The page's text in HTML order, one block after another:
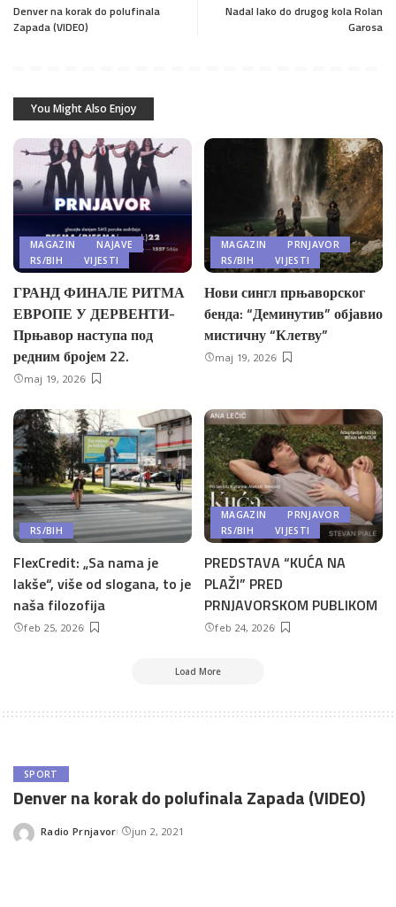
Denver na korak do polufinala
Zapada (VIDEO)
Nadal lako do drugog kola Rolan
Garosa
You Might Also Enjoy
MAGAZIN
NAJAVE
RS/BIH
VIJESTI
ГРАНД ФИНАЛЕ РИТМА
ЕВРОПЕ У ДЕРВЕНТИ-
Прњавор наступа под
редним бројем 22.
maj 19, 2026
MAGAZIN
PRNJAVOR
RS/BIH
VIJESTI
Нови сингл прњаворског
бенда: “Деминутив” објавио
мистичну “Клетву”
maj 19, 2026
RS/BIH
FlexCredit: „Sa nama je
lakše“, više od slogana, to je
naša filozofija
feb 25, 2026
MAGAZIN
PRNJAVOR
RS/BIH
VIJESTI
PREDSTAVA “KUĆA NA
PLAŽI” PRED
PRNJAVORSKOM PUBLIKOM
feb 24, 2026
Load More
SPORT
Denver na korak do polufinala Zapada (VIDEO)
Posted
Radio Prnjavor jun 2, 2021